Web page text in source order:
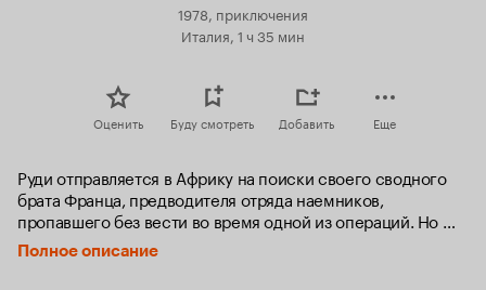
1978, приключения
Италия, 1 ч 35 мин
Оценить Буду смотреть Добавить Еще
Руди отправляется в Африку на поиски своего сводного
брата Франца, предводителя отряда наемников,
пропавшего без вести во время одной из операций. Но
двигают им вовсе не человеколюбие и не родственные
чувства, а стремление исправить свое финансовое
Полное описание